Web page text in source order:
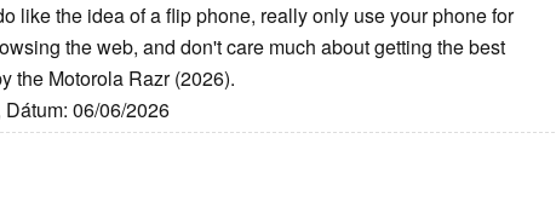
like the idea of a flip phone, really only use your phone for
the web, and don't care much about getting the best
the Motorola Razr (2026).
06/06/2026